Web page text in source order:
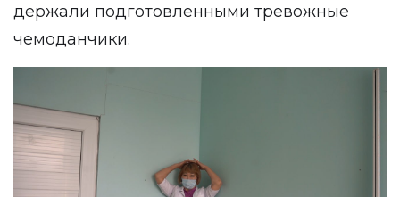
держали подготовленными тревожные
чемоданчики.